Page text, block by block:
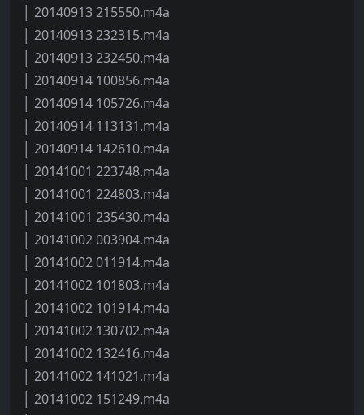
│ 20140913 215550.m4a
│ 20140913 232315.m4a
│ 20140913 232450.m4a
│ 20140914 100856.m4a
│ 20140914 105726.m4a
│ 20140914 113131.m4a
│ 20140914 142610.m4a
│ 20141001 223748.m4a
│ 20141001 224803.m4a
│ 20141001 235430.m4a
│ 20141002 003904.m4a
│ 20141002 011914.m4a
│ 20141002 101803.m4a
│ 20141002 101914.m4a
│ 20141002 130702.m4a
│ 20141002 132416.m4a
│ 20141002 141021.m4a
│ 20141002 151249.m4a